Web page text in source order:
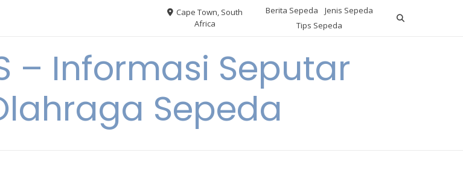
Cape Town, South
Africa
Berita Sepeda
Jenis Sepeda
Tips Sepeda
– Informasi Seputar
Sepeda